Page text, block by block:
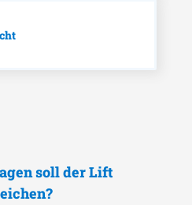
soll der Lift